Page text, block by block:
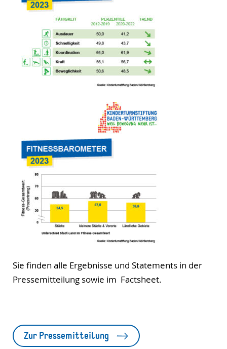
Sie finden alle Ergebnisse und Statements in der
Pressemitteilung sowie im Factsheet.
Zur Pressemitteilung